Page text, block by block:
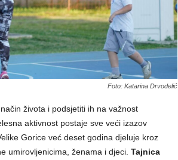
Foto: Katarina Drvodelić
života i podsjetiti ih na važnost
aktivnost postaje sve veći izazov
Gorice već deset godina djeluje kroz
umirovljenicima, ženama i djeci. Tajnica